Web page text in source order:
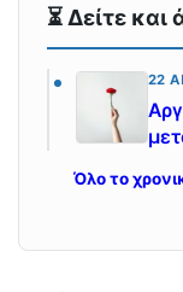
⏳ Δείτε και
22
Όλο το